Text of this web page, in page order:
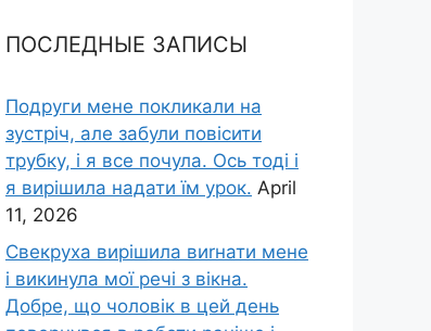
ПОСЛЕДНЫЕ ЗАПИСЫ
Подруги мене покликали на
зустріч, але забули повісити
трубку, і я все почула. Ось тоді і
я вирішила надати їм урок. April
11, 2026
Свекруха вирішила виrнати мене
і викинула мої речі з вікна.
Добре, що чоловік в цей день